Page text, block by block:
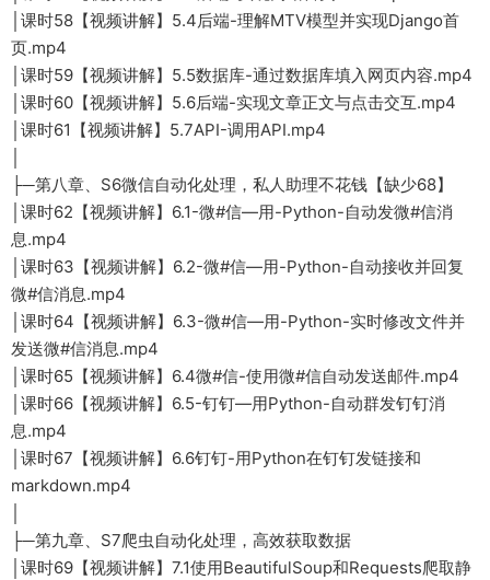
│课时58【视频讲解】5.4后端-理解MTV模型并实现Django首
页.mp4
│课时59【视频讲解】5.5数据库-通过数据库填入网页内容.mp4
│课时60【视频讲解】5.6后端-实现文章正文与点击交互.mp4
│课时61【视频讲解】5.7API-调用API.mp4
├─第八章、S6微信自动化处理，私人助理不花钱【缺少68】
│课时62【视频讲解】6.1-微#信—用-Python-自动发微#信消
息.mp4
│课时63【视频讲解】6.2-微#信—用-Python-自动接收并回复
微#信消息.mp4
│课时64【视频讲解】6.3-微#信—用-Python-实时修改文件并
发送微#信消息.mp4
│课时65【视频讲解】6.4微#信-使用微#信自动发送邮件.mp4
│课时66【视频讲解】6.5-钉钉—用Python-自动群发钉钉消
息.mp4
│课时67【视频讲解】6.6钉钉-用Python在钉钉发链接和
markdown.mp4
├─第九章、S7爬虫自动化处理，高效获取数据
│课时69【视频讲解】7.1使用BeautifulSoup和Requests爬取静